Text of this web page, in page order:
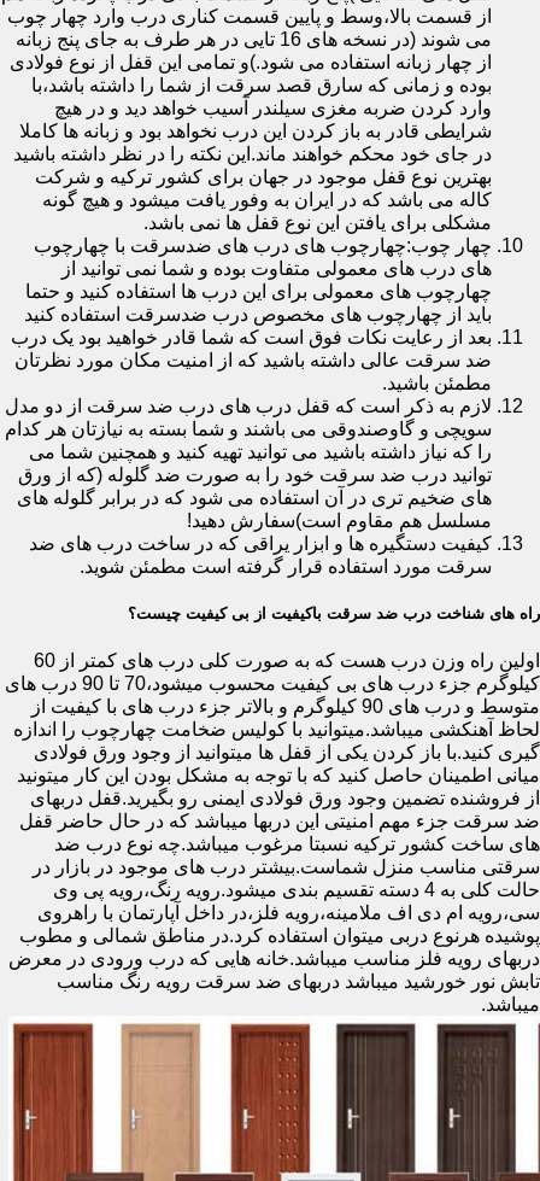
از قسمت بالا،وسط و پایین قسمت کناری درب وارد چهار چوب
می شوند (در نسخه های 16 تایی در هر طرف به جای پنج زبانه
از چهار زبانه استفاده می شود.)و تمامی این قفل از نوع فولادی
بوده و زمانی که سارق قصد سرقت از شما را داشته باشد،با
وارد کردن ضربه مغزی سیلندر آسیب خواهد دید و در هیچ
شرایطی قادر به باز کردن این درب نخواهد بود و زبانه ها کاملا
در جای خود محکم خواهند ماند.این نکته را در نظر داشته باشید
بهترین نوع قفل موجود در جهان برای کشور ترکیه و شرکت
کاله می باشد که در ایران به وفور یافت میشود و هیچ گونه
مشکلی برای یافتن این نوع قفل ها نمی باشد.
چهار چوب:چهارچوب های درب های ضدسرقت با چهارچوب
های درب های معمولی متفاوت بوده و شما نمی توانید از
چهارچوب های معمولی برای این درب ها استفاده کنید و حتما
باید از چهارچوب های مخصوص درب ضدسرقت استفاده کنید
بعد از رعایت نکات فوق است که شما قادر خواهید بود یک درب
ضد سرقت عالی داشته باشید که از امنیت مکان مورد نظرتان
مطمئن باشید.
لازم به ذکر است که قفل درب های درب ضد سرقت از دو مدل
سویچی و گاوصندوقی می باشند و شما بسته به نیازتان هر کدام
را که نیاز داشته باشید می توانید تهیه کنید و همچنین شما می
توانید درب ضد سرقت خود را به صورت ضد گلوله (که از ورق
های ضخیم تری در آن استفاده می شود که در برابر گلوله های
مسلسل هم مقاوم است)سفارش دهید!
کیفیت دستگیره ها و ابزار یراقی که در ساخت درب های ضد
سرقت مورد استفاده قرار گرفته است مطمئن شوید.
راه های شناخت درب ضد سرقت باکیفیت از بی کیفیت چیست؟
اولین راه وزن درب هست که به صورت کلی درب های کمتر از 60
کیلوگرم جزء درب های بی کیفیت محسوب میشود،70 تا 90 درب های
متوسط و درب های 90 کیلوگرم و بالاتر جزء درب های با کیفیت از
لحاظ آهنکشی میباشد.میتوانید با کولیس ضخامت چهارچوب را اندازه
گیری کنید.با باز کردن یکی از قفل ها میتوانید از وجود ورق فولادی
میانی اطمینان حاصل کنید که با توجه به مشکل بودن این کار میتونید
از فروشنده تضمین وجود ورق فولادی ایمنی رو بگیرید.قفل دربهای
ضد سرقت جزء مهم امنیتی این دربها میباشد که در حال حاضر قفل
های ساخت کشور ترکیه نسبتا مرغوب میباشد.چه نوع درب ضد
سرقتی مناسب منزل شماست.بیشتر درب های موجود در بازار در
حالت کلی به 4 دسته تقسیم بندی میشود.رویه رنگ،رویه پی وی
سی،رویه ام دی اف ملامینه،رویه فلز،در داخل آپارتمان با راهروی
پوشیده هرنوع دربی میتوان استفاده کرد.در مناطق شمالی و مطوب
دربهای رویه فلز مناسب میباشد.خانه هایی که درب ورودی در معرض
تابش نور خورشید میباشد دربهای ضد سرقت رویه رنگ مناسب
میباشد.